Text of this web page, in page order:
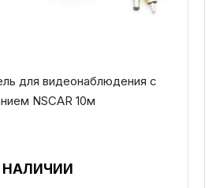
для видеонаблюдения с
NSCAR 10м
НАЛИЧИИ